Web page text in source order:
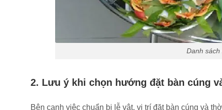
Danh sách
2. Lưu ý khi chọn hướng đặt bàn cúng
Bên cạnh việc chuẩn bị lễ vật, vị trí đặt bàn cúng và